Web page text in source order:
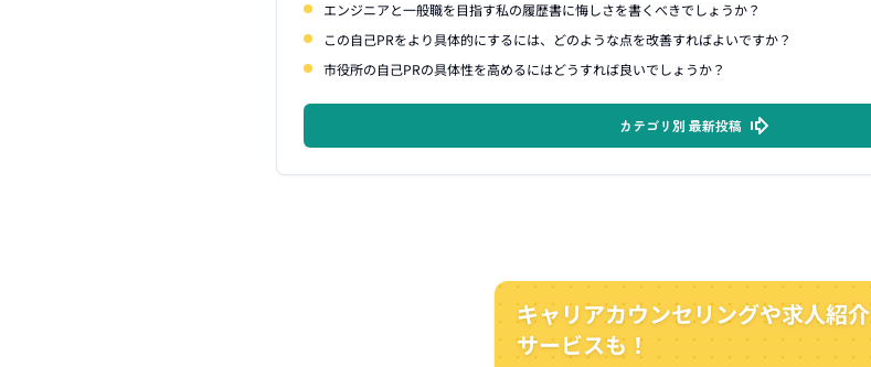
エンジニアと一般職を目指す私の履歴書に悔しさを書くべきでしょうか？
この自己PRをより具体的にするには、どのような点を改善すればよいですか？
市役所の自己PRの具体性を高めるにはどうすれば良いでしょうか？
カテゴリ別 最新投稿
キャリアカウンセリングや求人紹介
サービスも！